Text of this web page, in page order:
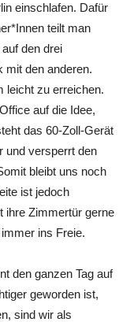
einschlafen. Dafür
teilt man
den drei
mit den anderen.
leicht zu erreichen.
auf die Idee,
das 60-Zoll-Gerät
und versperrt den
bleibt uns noch
ist jedoch
ihre Zimmertür gerne
ins Freie.
den ganzen Tag auf
geworden ist,
sind wir als